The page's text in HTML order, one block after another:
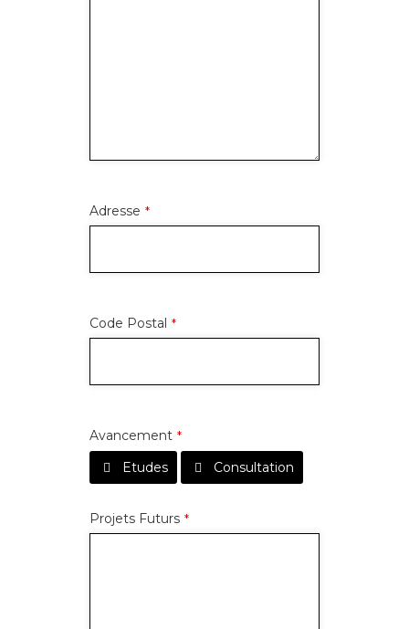
Adresse *
Code Postal *
Avancement *
Etudes Consultation
Projets Futurs *